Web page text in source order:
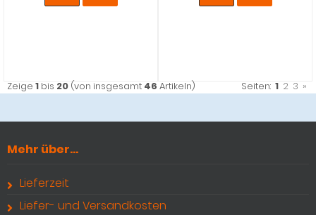
Zeige 1 bis 20 (von insgesamt 46 Artikeln) Seiten: 1 2 3 »
Mehr über...
Lieferzeit
Liefer- und Versandkosten